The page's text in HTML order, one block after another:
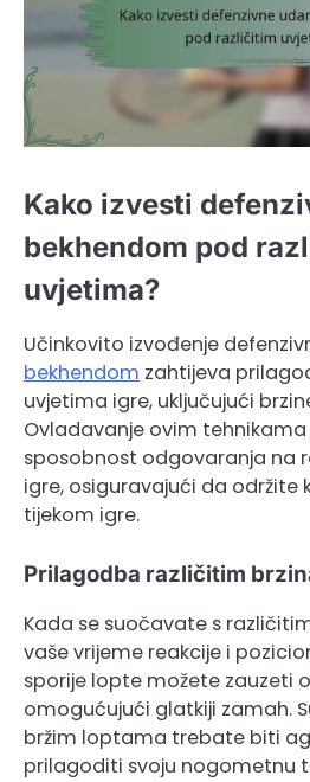
Kako izvesti
bekhendom pod
uvjetima?
Učinkovito izvođenje
bekhendom zahtijeva
uvjetima igre, uključujući
Ovladavanje ovim
sposobnost odgovaranja na
igre, osiguravajući da održite
tijekom igre.
Prilagodba različitim
Kada se suočavate s
vaše vrijeme reakcije i
sporije lopte možete zauzeti
omogućujući glatkiji zamah.
bržim loptama trebate biti
prilagoditi svoju nogometnu